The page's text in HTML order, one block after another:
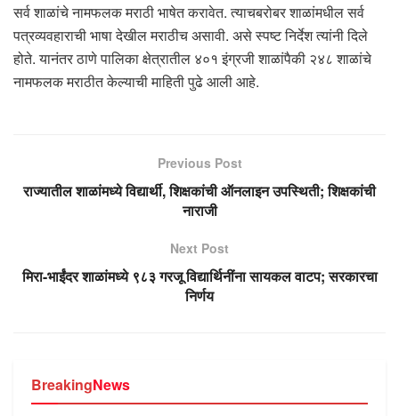
सर्व शाळांचे नामफलक मराठी भाषेत करावेत. त्याचबरोबर शाळांमधील सर्व
पत्रव्यवहाराची भाषा देखील मराठीच असावी. असे स्पष्ट निर्देश त्यांनी दिले
होते. यानंतर ठाणे पालिका क्षेत्रातील ४०१ इंग्रजी शाळांपैकी २४८ शाळांचे
नामफलक मराठीत केल्याची माहिती पुढे आली आहे.
Previous Post
राज्यातील शाळांमध्ये विद्यार्थी, शिक्षकांची ऑनलाइन उपस्थिती; शिक्षकांची
नाराजी
Next Post
मिरा-भाईंदर शाळांमध्ये ९८३ गरजू विद्यार्थिनींना सायकल वाटप; सरकारचा
निर्णय
BreakingNews